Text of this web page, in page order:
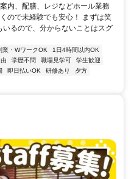
内、配膳、レジなどホール業務
ので未経験でも安心！ まずは笑
るので、分からないことはスグ
業・WワークOK
1日4時間以内OK
学歴不問 職場見学可
学生歓迎
即日払いOK 研修あり
夕方